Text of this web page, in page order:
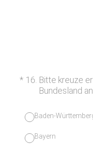
* 16 Bitte kreuze
Bundesland
(Erforderlich.)
Baden-
Bayern